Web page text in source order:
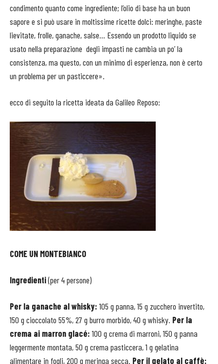
condimento quanto come ingrediente; l’olio di base ha un buon
sapore e si può usare in moltissime ricette dolci: meringhe, paste
lievitate, frolle, ganache, salse… Essendo un prodotto liquido se
usato nella preparazione degli impasti ne cambia un po’ la
consistenza, ma questo, con un minimo di esperienza, non è certo
un problema per un pasticcere».
ecco di seguito la ricetta ideata da Galileo Reposo:
COME UN MONTEBIANCO
Ingredienti(per 4 persone)
Per la ganache al whisky:105 g panna, 15 g zucchero invertito,
150 g cioccolato 55%, 27 g burro morbido, 40 g whisky. Per la
crema ai marron glacé:100 g crema di marroni, 150 g panna
leggermente montata, 50 g crema pasticcera, 1 g gelatina
alimentare in fogli, 200 g meringa secca. Per il gelato al caffè: